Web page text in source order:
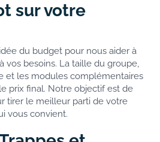
sur votre
du budget pour nous aider à
vos besoins. La taille du groupe,
et les modules complémentaires
prix final. Notre objectif est de
tirer le meilleur parti de votre
vous convient.